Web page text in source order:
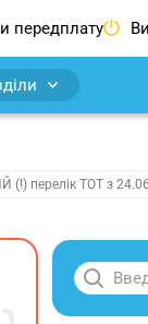
передплату
(!) перелік ТОТ з